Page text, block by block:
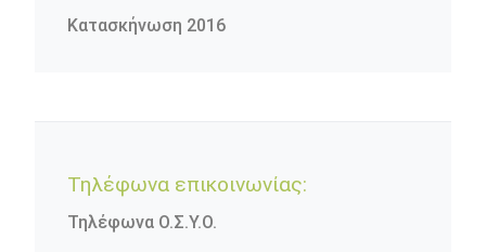
Κατασκήνωση 2016
Τηλέφωνα επικοινωνίας:
Τηλέφωνα Ο.Σ.Υ.Ο.